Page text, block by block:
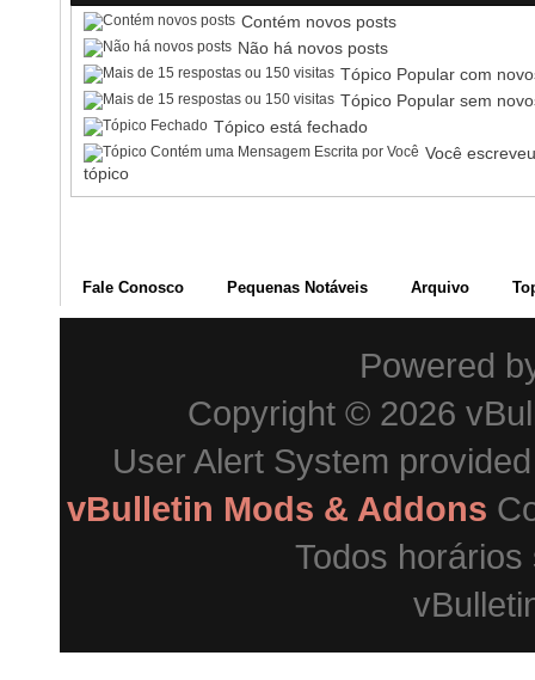
Contém novos posts
Não há novos posts
Tópico Popular com
Tópico Popular sem
Tópico está fechado
Você
tópico
Fale Conosco Pequenas Notáveis Arquivo
Powered
Copyright © 2026
User Alert System
vBulletin Mods & Addons
Todos